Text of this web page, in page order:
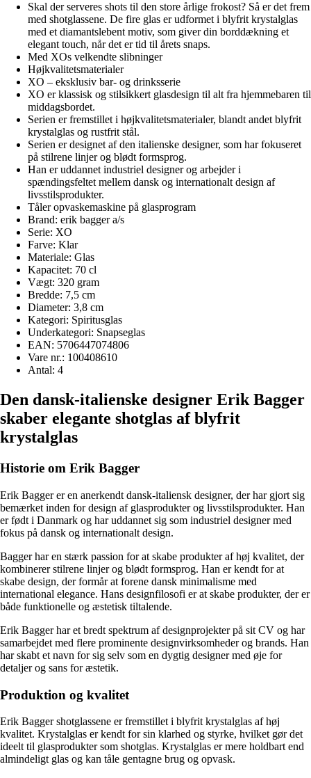
Skal der serveres shots til den store årlige frokost? Så er det frem
med shotglassene. De fire glas er udformet i blyfrit krystalglas
med et diamantslebent motiv, som giver din borddækning et
elegant touch, når det er tid til årets snaps.
Med XOs velkendte slibninger
Højkvalitetsmaterialer
XO – eksklusiv bar- og drinksserie
XO er klassisk og stilsikkert glasdesign til alt fra hjemmebaren til
middagsbordet.
Serien er fremstillet i højkvalitetsmaterialer, blandt andet blyfrit
krystalglas og rustfrit stål.
Serien er designet af den italienske designer, som har fokuseret
på stilrene linjer og blødt formsprog.
Han er uddannet industriel designer og arbejder i
spændingsfeltet mellem dansk og internationalt design af
livsstilsprodukter.
Tåler opvaskemaskine på glasprogram
Brand: erik bagger a/s
Serie: XO
Farve: Klar
Materiale: Glas
Kapacitet: 70 cl
Vægt: 320 gram
Bredde: 7,5 cm
Diameter: 3,8 cm
Kategori: Spiritusglas
Underkategori: Snapseglas
EAN: 5706447074806
Vare nr.: 100408610
Antal: 4
Den dansk-italienske designer Erik Bagger
skaber elegante shotglas af blyfrit
krystalglas
Historie om Erik Bagger
Erik Bagger er en anerkendt dansk-italiensk designer, der har gjort sig
bemærket inden for design af glasprodukter og livsstilsprodukter. Han
er født i Danmark og har uddannet sig som industriel designer med
fokus på dansk og internationalt design.
Bagger har en stærk passion for at skabe produkter af høj kvalitet, der
kombinerer stilrene linjer og blødt formsprog. Han er kendt for at
skabe design, der formår at forene dansk minimalisme med
international elegance. Hans designfilosofi er at skabe produkter, der er
både funktionelle og æstetisk tiltalende.
Erik Bagger har et bredt spektrum af designprojekter på sit CV og har
samarbejdet med flere prominente designvirksomheder og brands. Han
har skabt et navn for sig selv som en dygtig designer med øje for
detaljer og sans for æstetik.
Produktion og kvalitet
Erik Bagger shotglassene er fremstillet i blyfrit krystalglas af høj
kvalitet. Krystalglas er kendt for sin klarhed og styrke, hvilket gør det
ideelt til glasprodukter som shotglas. Krystalglas er mere holdbart end
almindeligt glas og kan tåle gentagne brug og opvask.